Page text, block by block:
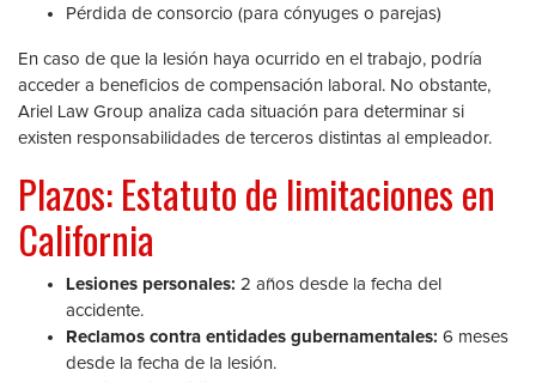
Pérdida de consorcio (para cónyuges o parejas)
En caso de que la lesión haya ocurrido en el trabajo, podría
acceder a beneficios de compensación laboral. No obstante,
Ariel Law Group analiza cada situación para determinar si
existen responsabilidades de terceros distintas al empleador.
Plazos: Estatuto de limitaciones en
California
Lesiones personales: 2 años desde la fecha del
accidente.
Reclamos contra entidades gubernamentales: 6 meses
desde la fecha de la lesión.